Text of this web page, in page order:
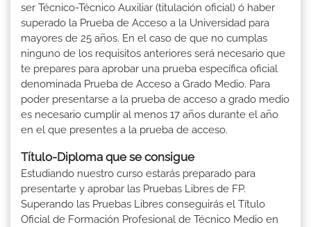
ser Técnico-Técnico Auxiliar (titulación oficial) ó haber
superado la Prueba de Acceso a la Universidad para
mayores de 25 años. En el caso de que no cumplas
ninguno de los requisitos anteriores será necesario que
te prepares para aprobar una prueba específica oficial
denominada Prueba de Acceso a Grado Medio. Para
poder presentarse a la prueba de acceso a grado medio
es necesario cumplir al menos 17 años durante el año
en el que presentes a la prueba de acceso.
Título-Diploma que se consigue
Estudiando nuestro curso estarás preparado para
presentarte y aprobar las Pruebas Libres de FP.
Superando las Pruebas Libres conseguirás el Título
Oficial de Formación Profesional de Técnico Medio en